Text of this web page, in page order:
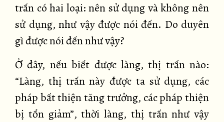
trấn có hai loại: nên sử dụng và không nên
sử dụng, như vậy được nói đến. Do duyên
gì được nói đến như vậy?
Ở đây, nếu biết được làng, thị trấn nào:
“Làng, thị trấn này được ta sử dụng, các
pháp bất thiện tăng trưởng, các pháp thiện
bị tổn giảm”, thời làng, thị trấn như vậy